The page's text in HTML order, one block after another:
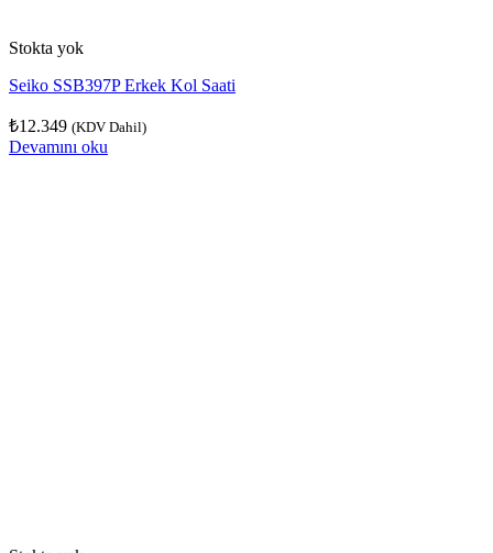
Stokta yok
Seiko SSB397P Erkek Kol Saati
₺12.349 (KDV Dahil)
Devamını oku